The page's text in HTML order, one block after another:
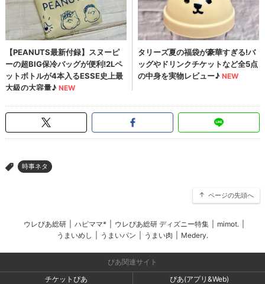
> 時事ネタ
ページの先頭へ
ウレぴあ総研 ハピママ* ウレぴあ総研 ディズニー特集 mimot.
うまいめし
うまいパン うまい肉 Medery.
ぴあ関連サイト
チケットぴあ
ぴあ(アプリ&Web)